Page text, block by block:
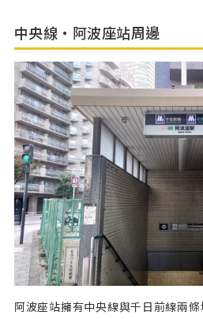
中央線・阿波座站周邊
阿波座站擁有中央線與千日前線兩